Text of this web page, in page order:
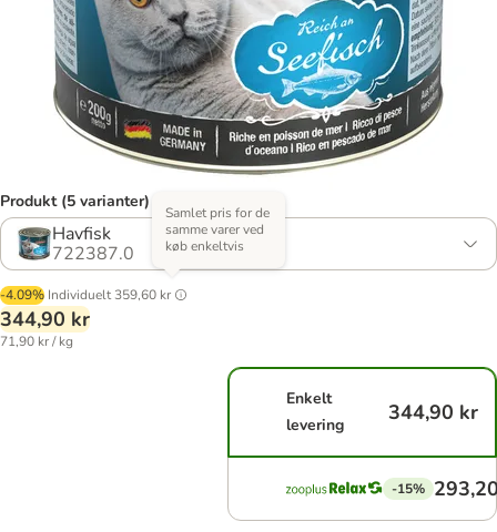
Produkt (5 varianter)
Havfisk
722387.0
-4.09% Individuelt 359,60 kr
Samlet pris for de
samme varer ved
køb enkeltvis
344,90 kr
71,90 kr / kg
Enkelt
levering
344,90 kr
-15%